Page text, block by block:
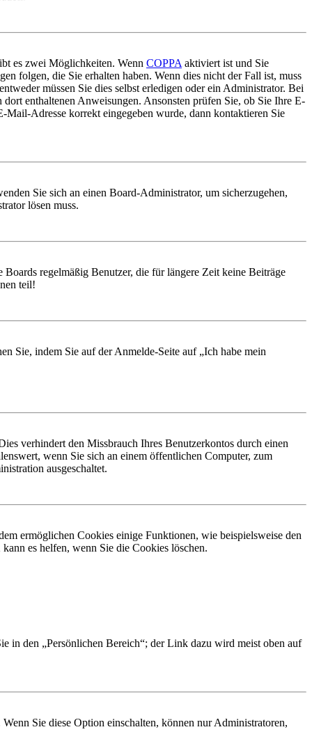
es zwei Möglichkeiten. Wenn COPPA aktiviert ist und Sie
folgen, die Sie erhalten haben. Wenn dies nicht der Fall ist, muss
müssen Sie dies selbst erledigen oder ein Administrator. Bei
enthaltenen Anweisungen. Ansonsten prüfen Sie, ob Sie Ihre E-
Adresse korrekt eingegeben wurde, dann kontaktieren Sie
Sie sich an einen Board-Administrator, um sicherzugehen,
lösen muss.
regelmäßig Benutzer, die für längere Zeit keine Beiträge
teil!
Sie, indem Sie auf der Anmelde-Seite auf „Ich habe mein
verhindert den Missbrauch Ihres Benutzerkontos durch einen
wenn Sie sich an einem öffentlichen Computer, zum
ausgeschaltet.
ermöglichen Cookies einige Funktionen, wie beispielsweise den
es helfen, wenn Sie die Cookies löschen.
in den „Persönlichen Bereich“; der Link dazu wird meist oben auf
Sie diese Option einschalten, können nur Administratoren,